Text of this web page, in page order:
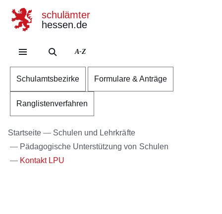
schulämter
hessen.de
A-Z
Schulamtsbezirke Formulare & Anträge
Ranglistenverfahren
Startseite
Schulen und Lehrkräfte
Pädagogische Unterstützung von Schulen
Kontakt LPU